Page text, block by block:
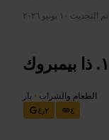
تم التحديث ١٠ يونيو ٢٠٢٦
ذا بيمبروك
الطعام والشراب • بار
٤٫٢
٤